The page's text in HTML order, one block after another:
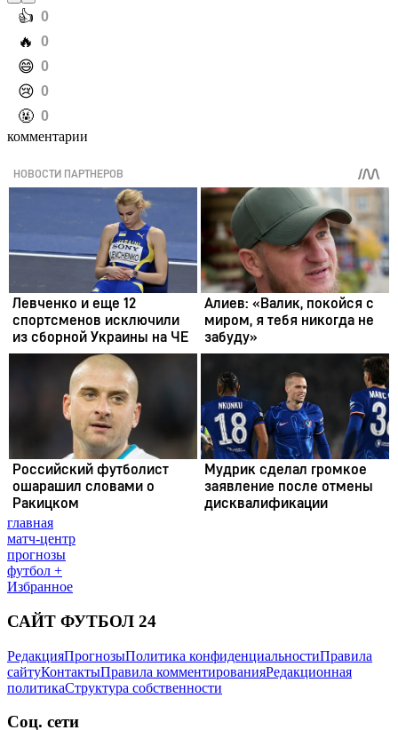
️👍 0
️🔥 0
️😄 0
️😢 0
️🤬 0
комментарии
главная
матч-центр
прогнозы
футбол +
Избранное
САЙТ ФУТБОЛ 24
РедакцияПрогнозыПолитика конфиденциальностиПравила
сайтуКонтактыПравила комментированияРедакционная
политикаСтруктура собственности
Соц. сети